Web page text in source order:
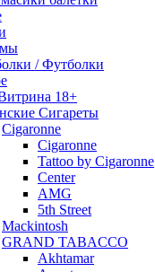
/ Футболки
18+
Сигареты
Cigaronne
Cigaronne
Tattoo by Cigaronne
Center
AMG
5th Street
Mackintosh
GRAND TABACCO
Akhtamar